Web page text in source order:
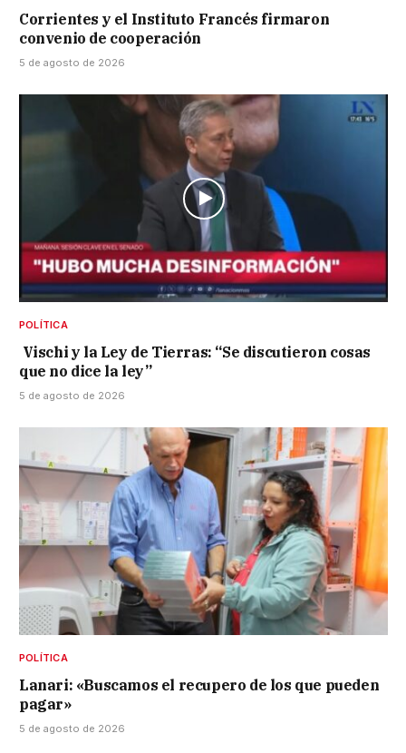
Corrientes y el Instituto Francés firmaron
convenio de cooperación
5 de agosto de 2026
POLÍTICA
Vischi y la Ley de Tierras: “Se discutieron cosas
que no dice la ley”
5 de agosto de 2026
POLÍTICA
Lanari: «Buscamos el recupero de los que pueden
pagar»
5 de agosto de 2026